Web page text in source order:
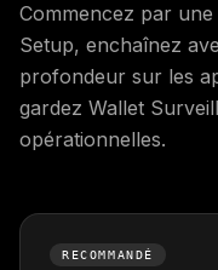
Commencez par
Setup, enchaînez
profondeur sur les
gardez Wallet
opérationnelles.
RECOMMANDÉ